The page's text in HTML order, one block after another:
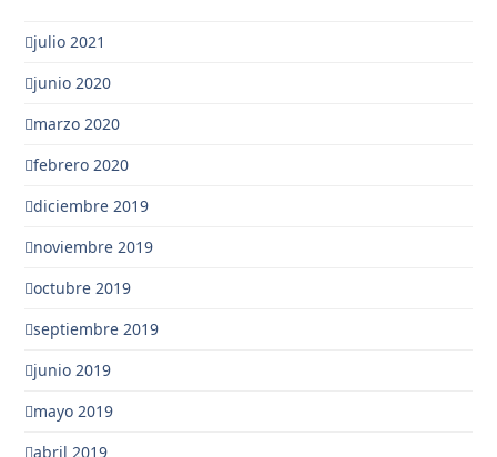
julio 2021
junio 2020
marzo 2020
febrero 2020
diciembre 2019
noviembre 2019
octubre 2019
septiembre 2019
junio 2019
mayo 2019
abril 2019